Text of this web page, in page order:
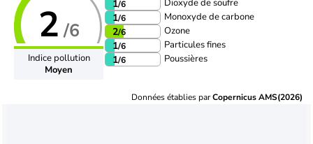
2 /6
Indice pollution
Moyen
1/6 Dioxyde de soufre
1/6 Monoxyde de carbone
2/6 Ozone
1/6 Particules fines
1/6 Poussières
Données établies parCopernicus AMS(2026)